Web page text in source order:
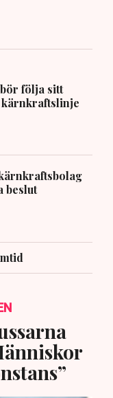
följa sitt
beslut